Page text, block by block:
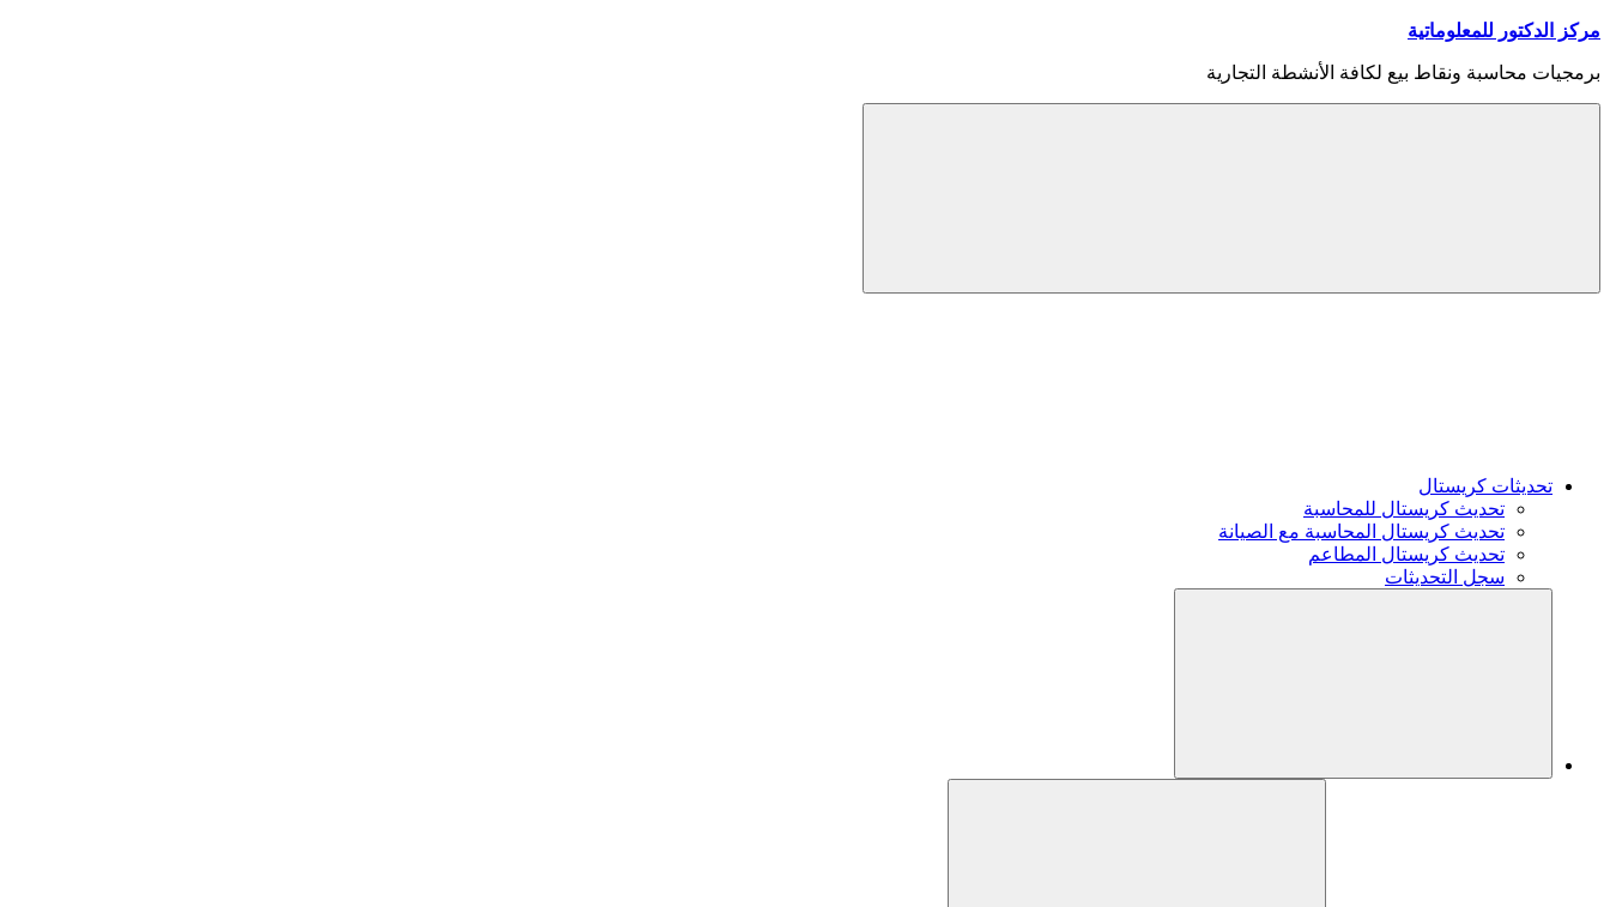
Skip
content
مركز الدكتور للمعلوماتية
برمجيات محاسبة ونقاط بيع لكافة الأنشطة التجارية
Menu
تحديثات كريستال
تحديث كريستال للمحاسبة
تحديث كريستال المحاسبة مع الصيانة
تحديث كريستال المطاعم
سجل التحديثات